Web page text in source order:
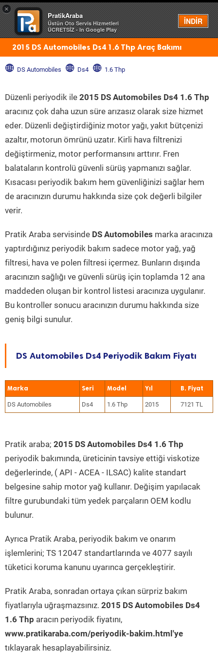
×
PratikAraba
Üstün Oto Servis Hizmetleri
ÜCRETSİZ - In Google Play
İNDİR
Menü
2015 DS Automobiles Ds4 1.6 Thp Araç Bakımı
DS Automobiles Ds4 1.6 Thp
Düzenli periyodik ile 2015 DS Automobiles Ds4 1.6 Thp
aracınız çok daha uzun süre arızasız olarak size hizmet
eder. Düzenli değiştirdiğiniz motor yağı, yakıt bütçenizi
azaltır, motorun ömrünü uzatır. Kirli hava filtrenizi
değiştirmeniz, motor performansını arttırır. Fren
balataların kontrolü güvenli sürüş yapmanızı sağlar.
Kısacası periyodik bakım hem güvenliğinizi sağlar hem
de aracınızın durumu hakkında size çok değerli bilgiler
verir.
Pratik Araba servisinde DS Automobiles marka aracınıza
yaptırdığınız periyodik bakım sadece motor yağ, yağ
filtresi, hava ve polen filtresi içermez. Bunların dışında
aracınızın sağlığı ve güvenli sürüş için toplamda 12 ana
maddeden oluşan bir kontrol listesi aracınıza uygulanır.
Bu kontroller sonucu aracınızın durumu hakkında size
geniş bilgi sunulur.
DS Automobiles Ds4 Periyodik Bakım Fiyatı
Marka Seri Model Yıl
DS Automobiles Ds4 1.6 Thp 2015 7121 TL
Pratik araba; 2015 DS Automobiles Ds4 1.6 Thp
periyodik bakımında, üreticinin tavsiye ettiği viskotize
değerlerinde, ( API - ACEA - ILSAC) kalite standart
belgesine sahip motor yağ kullanır. Değişim yapılacak
filtre gurubundaki tüm yedek parçaların OEM kodlu
bulunur.
Ayrıca Pratik Araba, periyodik bakım ve onarım
işlemlerini; TS 12047 standartlarında ve 4077 sayılı
tüketici koruma kanunu uyarınca gerçekleştirir.
Pratik Araba, sonradan ortaya çıkan sürpriz bakım
fiyatlarıyla uğraşmazsınız. 2015 DS Automobiles Ds4
1.6 Thp aracın periyodik fiyatını,
www.pratikaraba.com/periyodik-bakim.html'ye
tıklayarak hesaplayabilirsiniz.